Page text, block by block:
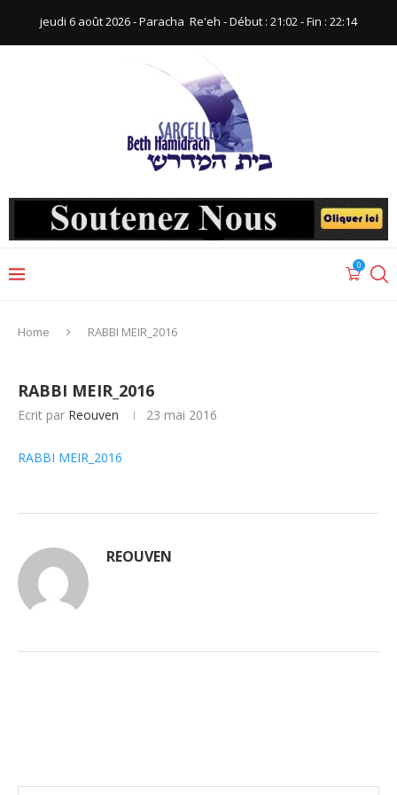
jeudi 6 août 2026 - Paracha ‪ Re'eh‬ - Début : 21:02‬ - Fin : ‪22:14‬
0
Home RABBI MEIR_2016
RABBI MEIR_2016
Ecrit par Reouven 23 mai 2016
RABBI MEIR_2016
REOUVEN